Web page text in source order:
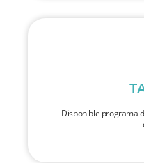
Disponible programa